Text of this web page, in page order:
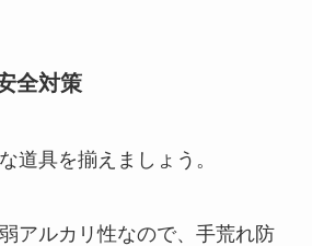
全対策
道具を揃えましょう。
アルカリ性なので、手荒れ防